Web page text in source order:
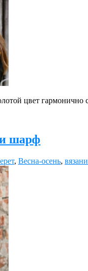
цвет
шарф
, Весна-осень,